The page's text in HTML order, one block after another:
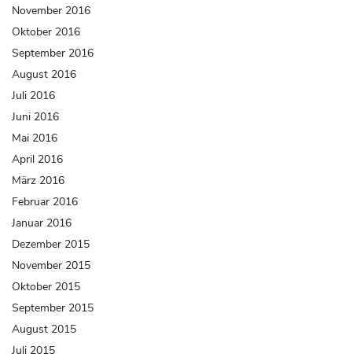
November 2016
Oktober 2016
September 2016
August 2016
Juli 2016
Juni 2016
Mai 2016
April 2016
März 2016
Februar 2016
Januar 2016
Dezember 2015
November 2015
Oktober 2015
September 2015
August 2015
Juli 2015